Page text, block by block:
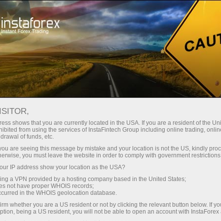
انسٹا فاریکس کے ساتھ، آپ
حاصل کرتے ہیں: 1:5000 تک کا فائدہ،
مارکیٹ میں کچھ بہترین اسپریڈز اور
کمیشنز، اور ٹریڈنگ اسٹاک اور انڈیکس
کے لیے فائدہ مند حالات۔
مختصر
30% بونس
ہر ڈیپازٹ پر
رفتار
تجارت اور ہائی ویز پر
shows that you are currently located in the USA. If you are a resident of the
from using the services of InstaFintech Group including online trading,
of funds, etc.
are seeing this message by mistake and your location is not the US, kindly
you must leave the website in order to comply with government
IP address show your location as the USA?
a VPN provided by a hosting company based in the United States;
not have proper WHOIS records;
in the WHOIS geolocation database.
whether you are a US resident or not by clicking the relevant button below. If
being a US resident, you will not be able to open an account with InstaForex